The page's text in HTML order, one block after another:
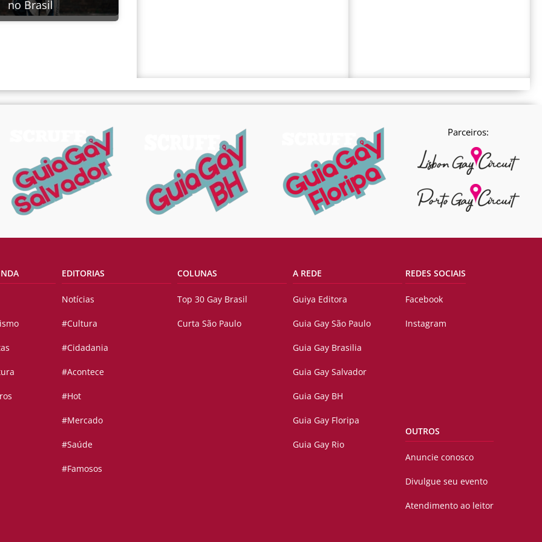
no Brasil
Parceiros:
EDITORIAS
Notícias
#Cultura
#Cidadania
#Acontece
#Hot
#Mercado
#Saúde
#Famosos
COLUNAS
Top 30 Gay Brasil
Curta São Paulo
A REDE
Guiya Editora
Guia Gay São Paulo
Guia Gay Brasilia
Guia Gay Salvador
Guia Gay BH
Guia Gay Floripa
Guia Gay Rio
REDES SOCIAIS
Facebook
Instagram
OUTROS
Anuncie conosco
Divulgue seu evento
Atendimento ao leitor